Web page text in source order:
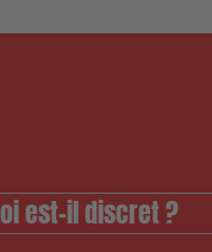
est-il discret ?